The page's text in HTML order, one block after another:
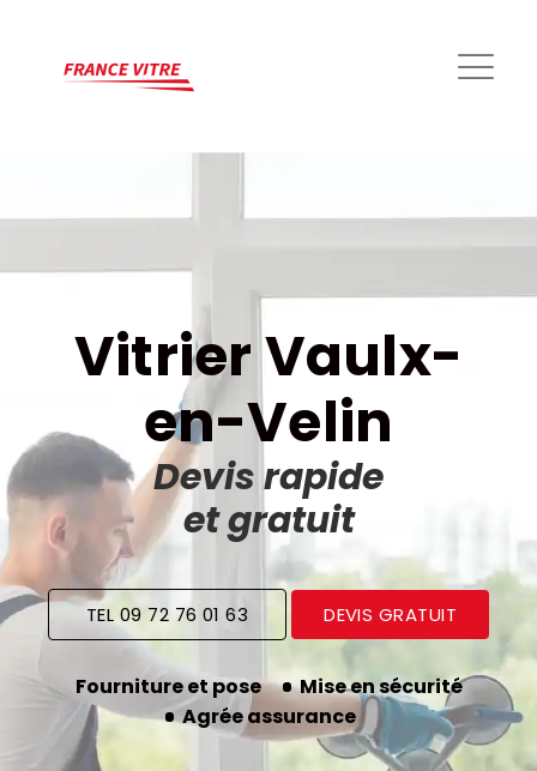
Vitrier Vaulx-
en-Velin
Devis rapide
et gratuit
TEL 09 72 76 01 63 DEVIS GRATUIT
Fourniture et pose
Mise en sécurité
Agrée assurance